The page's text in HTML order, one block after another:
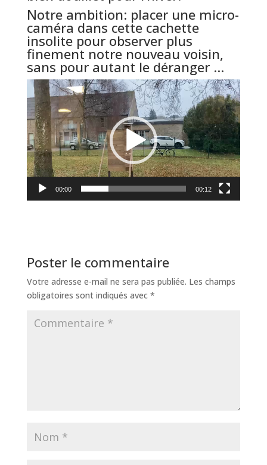
Notre ambition: placer une micro-
caméra dans cette cachette
insolite pour observer plus
finement notre nouveau voisin,
sans pour autant le déranger …
Lecteur
vidéo
00:00 00:12
Poster le commentaire
Votre adresse e-mail ne sera pas publiée. Les champs
obligatoires sont indiqués avec *